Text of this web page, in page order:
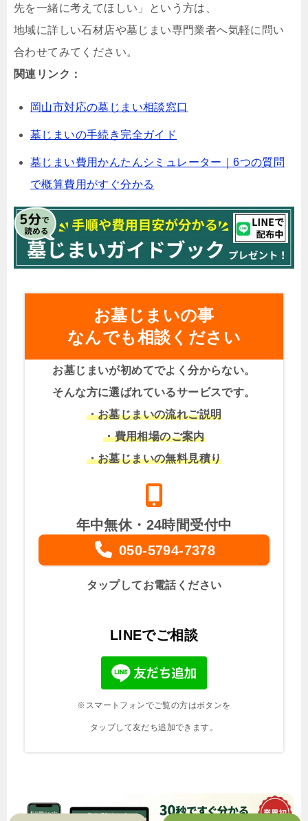
先を一緒に考えてほしい」という方は、
地域に詳しい石材店や墓じまい専門業者へ気軽に問い
合わせてみてください。
関連リンク：
岡山市対応の墓じまい相談窓口
墓じまいの手続き完全ガイド
墓じまい費用かんたんシミュレーター｜6つの質問
で概算費用がすぐ分かる
お墓じまいの事
なんでも相談ください
お墓じまいが初めてでよく分からない。
そんな方に選ばれているサービスです。
・お墓じまいの流れご説明
・費用相場のご案内
・お墓じまいの無料見積り
年中無休・24時間受付中
050-5794-7378
タップしてお電話ください
LINEでご相談
※スマートフォンでご覧の方はボタンを
タップして友だち追加できます。